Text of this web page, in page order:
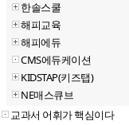
한솔스쿨
해피교육
해피에듀
CMS에듀케이션
KIDSTAP(키즈탭)
NE매스큐브
교과서 어휘가 핵심이다